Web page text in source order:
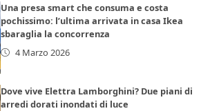
Una presa smart che consuma e costa
pochissimo: l’ultima arrivata in casa Ikea
sbaraglia la concorrenza
4 Marzo 2026
Dove vive Elettra Lamborghini? Due piani di
arredi dorati inondati di luce